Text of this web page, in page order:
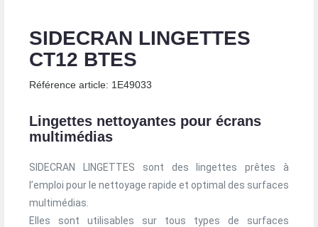
SIDECRAN LINGETTES
CT12 BTES
Référence article: 1E49033
Lingettes nettoyantes pour écrans
multimédias
SIDECRAN LINGETTES sont des lingettes prêtes à
l’emploi pour le nettoyage rapide et optimal des surfaces
multimédias.
Elles sont utilisables sur tous types de surfaces